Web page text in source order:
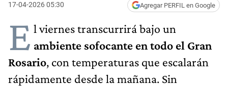
17-04-2026 05:30 Agregar PERFIL en Google
E l viernes transcurrirá bajo un
ambiente sofocante en todo el Gran
Rosario, con temperaturas que escalarán
rápidamente desde la mañana. Sin